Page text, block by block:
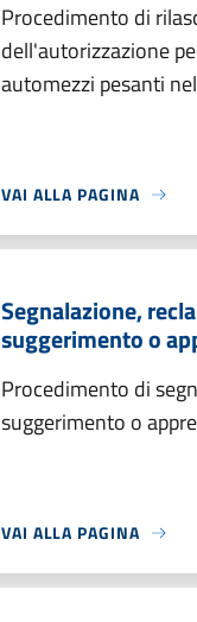
Procedimento di
dell'autorizzazione
automezzi pesanti
VAI ALLA PAGINA
Segnalazione,
suggerimento o
Procedimento di
suggerimento o
VAI ALLA PAGINA